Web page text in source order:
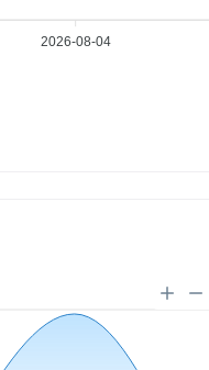
2026-08-04